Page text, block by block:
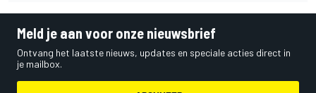
Meld je aan voor onze nieuwsbrief
Ontvang het laatste nieuws, updates en speciale acties direct in
je mailbox.